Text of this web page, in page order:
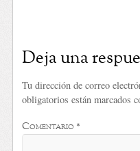
Deja una
Tu dirección de correo
obligatorios están marcados
Comentario *